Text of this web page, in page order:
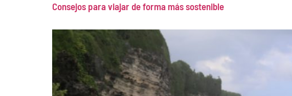
Consejos para viajar de forma más sostenible